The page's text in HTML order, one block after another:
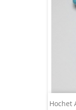
Hochet